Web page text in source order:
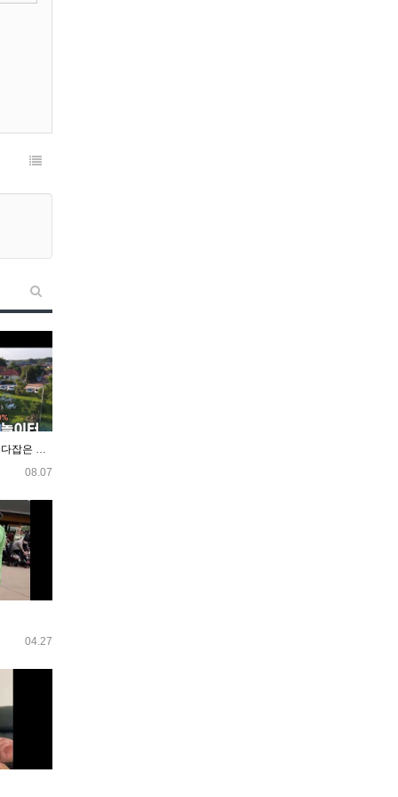
ep126.맛과 풍경,가성비를 다잡은 라오스의 핫플2곳
08.07
04.27